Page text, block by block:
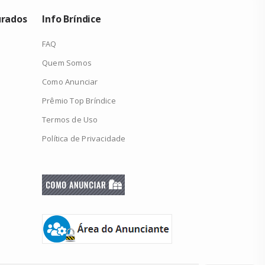
Info Bríndice
FAQ
Quem Somos
Como Anunciar
Prêmio Top Bríndice
Termos de Uso
Política de Privacidade